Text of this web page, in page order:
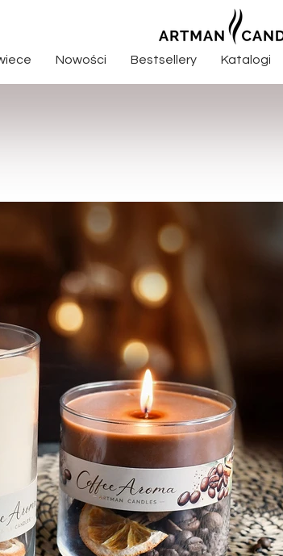
Wielkanocne
okazjonalne
zapachowe
Nowości Bestsellery Katalogi